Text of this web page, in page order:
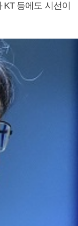
등에도 시선이